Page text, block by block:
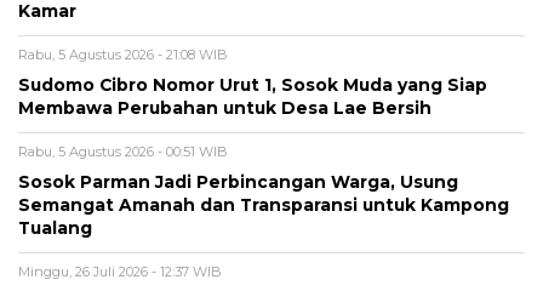
Kamar
Rabu, 5 Agustus 2026 - 21:08 WIB
Sudomo Cibro Nomor Urut 1, Sosok Muda yang Siap
Membawa Perubahan untuk Desa Lae Bersih
Rabu, 5 Agustus 2026 - 00:51 WIB
Sosok Parman Jadi Perbincangan Warga, Usung
Semangat Amanah dan Transparansi untuk Kampong
Tualang
Minggu, 26 Juli 2026 - 12:37 WIB